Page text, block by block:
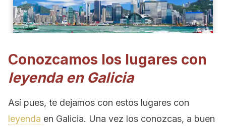
Conozcamos los lugares con
leyenda en Galicia
Así pues, te dejamos con estos lugares con
leyenda en Galicia. Una vez los conozcas, a buen